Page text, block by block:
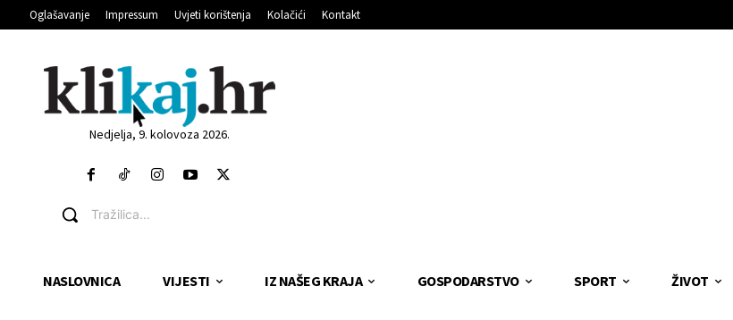
Oglašavanje Impressum Uvjeti korištenja Kolačići Kontakt
Nedjelja, 9. kolovoza 2026.
Tražilica...
NASLOVNICA VIJESTI IZ NAŠEG KRAJA GOSPODARSTVO SPORT ŽIVOT